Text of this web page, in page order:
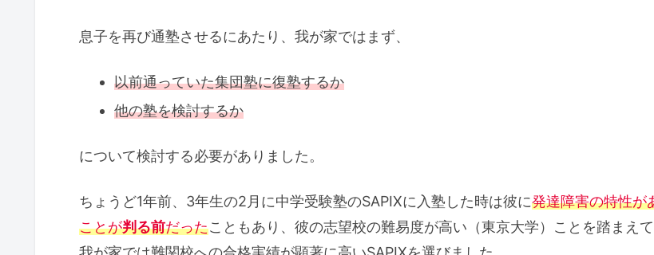
息子を再び通塾させるにあたり、我が家ではまず、
以前通っていた集団塾に復塾するか
他の塾を検討するか
について検討する必要がありました。
ちょうど1年前、3年生の2月に中学受験塾のSAPIXに入塾した時は彼に発達障害の特性が
ことが判る前だったこともあり、彼の志望校の難易度が高い（東京大学）ことを踏まえて